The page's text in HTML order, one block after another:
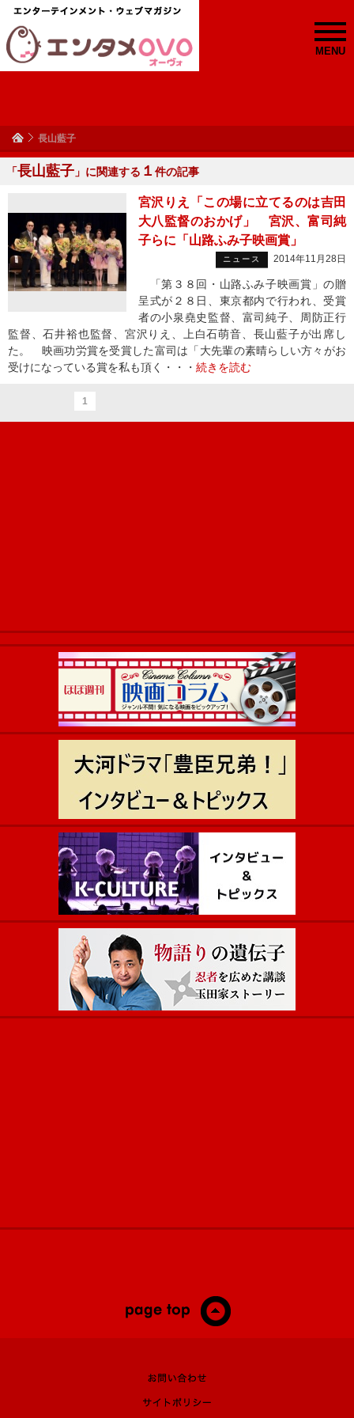
MENU
長山藍子
「長山藍子 」に関連する １ 件の記事
宮沢りえ「この場に立てるのは吉田
大八監督のおかげ」 宮沢、富司純
子らに「山路ふみ子映画賞」
ニュース 2014年11月28日
「第３８回・山路ふみ子映画賞」の贈
呈式が２８日、東京都内で行われ、受賞
者の小泉堯史監督、富司純子、周防正行
監督、石井裕也監督、宮沢りえ、上白石萌音、長山藍子が出席し
た。 映画功労賞を受賞した富司は「大先輩の素晴らしい方々がお
受けになっている賞を私も頂く・・・ 続きを読む
1